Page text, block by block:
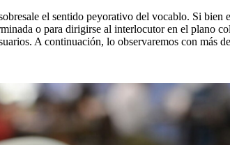
el sentido peyorativo del vocablo. Si bien
o para dirigirse al interlocutor en el plano
A continuación, lo observaremos con más